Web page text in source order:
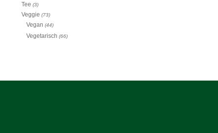
Tee (3)
Veggie (73)
Vegan (44)
Vegetarisch (66)